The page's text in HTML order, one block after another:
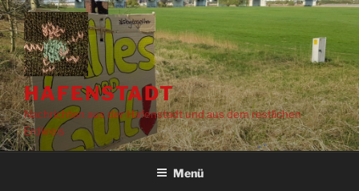
Zum
Inhalt
springen
HAFENSTADT
Nachrichten aus der Hafenstadt und aus dem restlichen
Erdkreis
Menü